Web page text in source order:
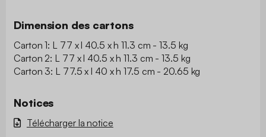
Dimension des cartons
Carton 1: L 77 x l 40.5 x h 11.3 cm - 13.5 kg
Carton 2: L 77 x l 40.5 x h 11.3 cm - 13.5 kg
Carton 3: L 77.5 x l 40 x h 17.5 cm - 20.65 kg
Notices
Télécharger la notice